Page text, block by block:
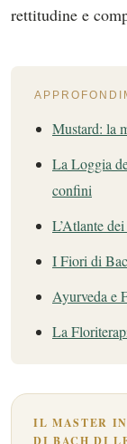
rettitudine e
Mustard: la
La Loggia
confini
L’Atlante
I Fiori di
Ayurveda e
La
IL MASTER